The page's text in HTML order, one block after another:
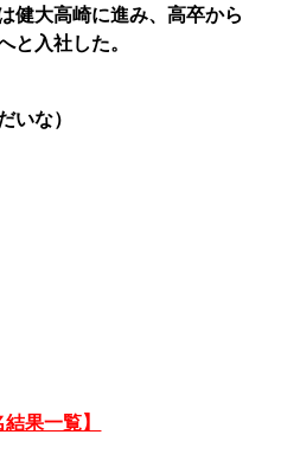
健大高崎に進み、高卒から
と入社した。
いな）
果一覧】